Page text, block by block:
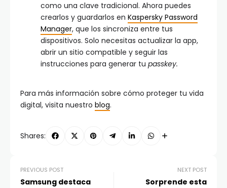
como una clave tradicional. Ahora puedes
crearlos y guardarlos en Kaspersky Password
Manager, que los sincroniza entre tus
dispositivos. Solo necesitas actualizar la app,
abrir un sitio compatible y seguir las
instrucciones para generar tu passkey.
Para más información sobre cómo proteger tu vida
digital, visita nuestro blog.
Shares:
PREVIOUS POST
Samsung destaca
NEXT POST
Sorprende esta